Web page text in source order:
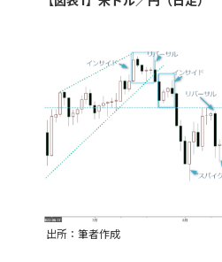
出所：筆者作成